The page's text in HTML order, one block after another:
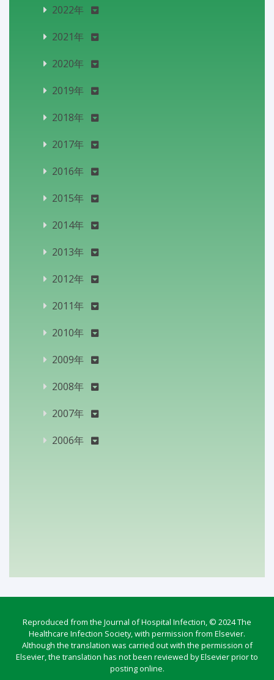
2022年
2021年
2020年
2019年
2018年
2017年
2016年
2015年
2014年
2013年
2012年
2011年
2010年
2009年
2008年
2007年
2006年
Reproduced from the Journal of Hospital Infection, © 2024 The
Healthcare Infection Society, with permission from Elsevier.
Although the translation was carried out with the permission of
Elsevier, the translation has not been reviewed by Elsevier prior to
posting online.